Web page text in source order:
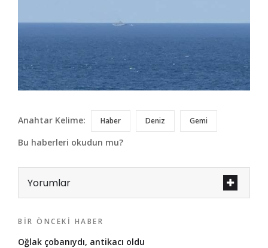
Anahtar Kelime: Haber Deniz Gemi
Bu haberleri okudun mu?
Yorumlar
BIR ÖNCEKI HABER
Oğlak çobanıydı, antikacı oldu